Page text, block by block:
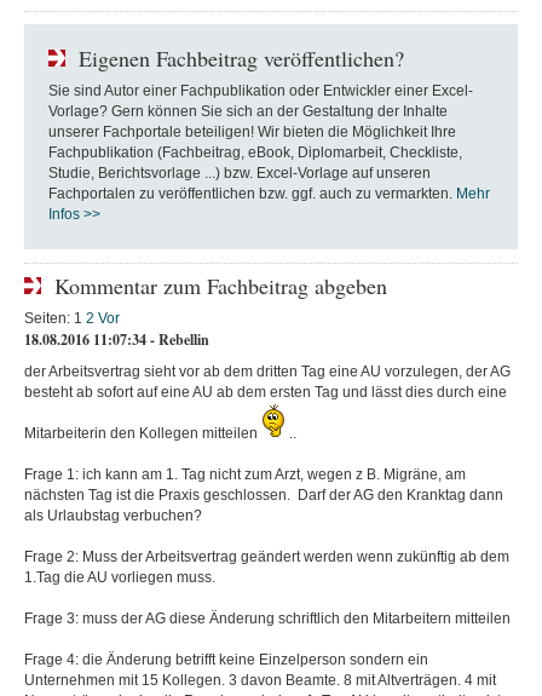
Eigenen Fachbeitrag veröffentlichen?
Sie sind Autor einer Fachpublikation oder Entwickler einer Excel-
Vorlage? Gern können Sie sich an der Gestaltung der Inhalte
unserer Fachportale beteiligen! Wir bieten die Möglichkeit Ihre
Fachpublikation (Fachbeitrag, eBook, Diplomarbeit, Checkliste,
Studie, Berichtsvorlage ...) bzw. Excel-Vorlage auf unseren
Fachportalen zu veröffentlichen bzw. ggf. auch zu vermarkten. Mehr
Infos >>
Kommentar zum Fachbeitrag abgeben
Seiten: 1 2 Vor
18.08.2016 11:07:34 - Rebellin
der Arbeitsvertrag sieht vor ab dem dritten Tag eine AU vorzulegen, der AG
besteht ab sofort auf eine AU ab dem ersten Tag und lässt dies durch eine
Mitarbeiterin den Kollegen mitteilen ..
Frage 1: ich kann am 1. Tag nicht zum Arzt, wegen z B. Migräne, am
nächsten Tag ist die Praxis geschlossen. Darf der AG den Kranktag dann
als Urlaubstag verbuchen?
Frage 2: Muss der Arbeitsvertrag geändert werden wenn zukünftig ab dem
1.Tag die AU vorliegen muss.
Frage 3: muss der AG diese Änderung schriftlich den Mitarbeitern mitteilen
Frage 4: die Änderung betrifft keine Einzelperson sondern ein
Unternehmen mit 15 Kollegen. 3 davon Beamte. 8 mit Altverträgen. 4 mit